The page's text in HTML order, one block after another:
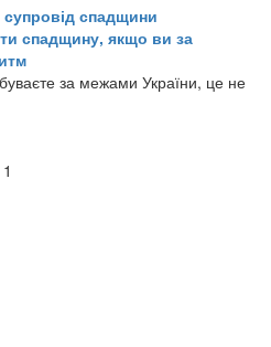
спадщини
спадщину, якщо ви за
за межами України, це не
1